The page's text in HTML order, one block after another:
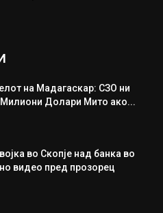
на Мадагаскар: СЗО ни
Долари Мито ако...
во Скопје над банка во
видео пред прозорец